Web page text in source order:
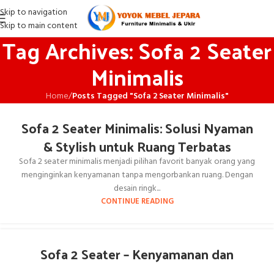
Skip to navigation
Skip to main content
Tag Archives: Sofa 2 Seater
Minimalis
Home/Posts Tagged "Sofa 2 Seater Minimalis"
Sofa 2 Seater Minimalis: Solusi Nyaman
& Stylish untuk Ruang Terbatas
Sofa 2 seater minimalis menjadi pilihan favorit banyak orang yang
menginginkan kenyamanan tanpa mengorbankan ruang. Dengan
desain ringk...
CONTINUE READING
Sofa 2 Seater – Kenyamanan dan